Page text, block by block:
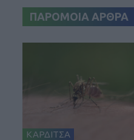
ΠΑΡΟΜΟΙΑ ΑΡΘΡΑ
ΚΑΡΔΙΤΣΑ